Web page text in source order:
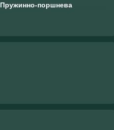
Пружинно-поршнева